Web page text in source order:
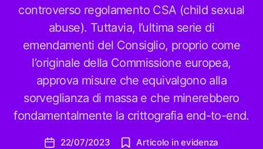
controverso regolamento CSA (child sexual
abuse). Tuttavia, l’ultima serie di
emendamenti del Consiglio, proprio come
l’originale della Commissione europea,
approva misure che equivalgono alla
sorveglianza di massa e che minerebbero
fondamentalmente la crittografia end-to-end.
Data22/07/2023 Articolo in evidenza